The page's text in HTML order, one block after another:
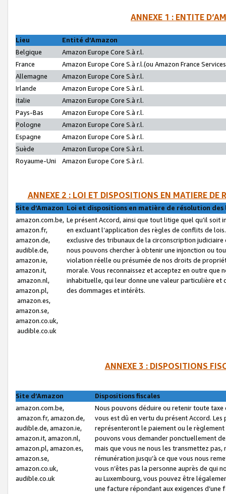
ANNEXE 1 : ENTITE
Lieu
Entité d’Amazon
Belgique
Amazon Europe Core S.à r.l.
France
Amazon Europe Core S.à r.l.(ou Amazon France
Allemagne
Amazon Europe Core S.à r.l.
Irlande
Amazon Europe Core S.à r.l.
Italie
Amazon Europe Core S.à r.l.
Pays-Bas
Amazon Europe Core S.à r.l.
Pologne
Amazon Europe Core S.à r.l.
Espagne
Amazon Europe Core S.à r.l.
Suède
Amazon Europe Core S.à r.l.
Royaume-Uni
Amazon Europe Core S.à r.l.
ANNEXE 2 : LOI ET DISPOSITIONS EN MATIERE DE
Site d’Amazon Loi et dispositions en matière de résolution
amazon.com.be,
amazon.fr,
amazon.de,
audible.de,
amazon.ie,
amazon.it,
amazon.nl,
amazon.pl,
amazon.es,
amazon.se,
amazon.co.uk,
audible.co.uk
Le présent Accord, ainsi que tout litige quel qu’il soit
en excluant l’application des règles de conflits de
exclusive des tribunaux de la circonscription
nous pouvons chercher à obtenir une injonction ou
violation réelle ou présumée de nos droits de
morale. Vous reconnaissez et acceptez en outre que
inhabituelle, qui leur donne une valeur particulière
des dommages et intérêts.
ANNEXE 3 : DISPOSITIONS
Site d’Amazon
Dispositions fiscales
amazon.com.be,
amazon.fr, amazon.de,
audible.de, amazon.ie,
amazon.it, amazon.nl,
amazon.pl, amazon.es,
amazon.se,
amazon.co.uk,
audible.co.uk
Nous pouvons déduire ou retenir toute
vous est dû en vertu du présent Accord.
représenteront le paiement ou le
pouvons vous demander ponctuellement
mais que vous ne nous les transmettez
rémunération jusqu’à ce que vous nous
vous n’êtes pas la personne auprès de qui
au Luxembourg, vous pouvez être
une facture répondant aux exigences